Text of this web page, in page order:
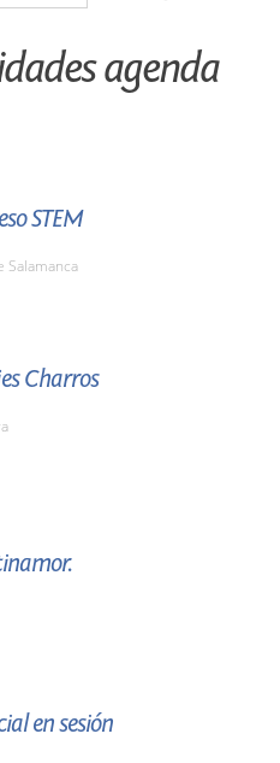
agenda
STEM
Salamanca
Charros
en sesión